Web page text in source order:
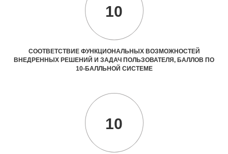
10
СООТВЕТСТВИЕ ФУНКЦИОНАЛЬНЫХ ВОЗМОЖНОСТЕЙ
ВНЕДРЕННЫХ РЕШЕНИЙ И ЗАДАЧ ПОЛЬЗОВАТЕЛЯ, БАЛЛОВ ПО
10-БАЛЛЬНОЙ СИСТЕМЕ
10